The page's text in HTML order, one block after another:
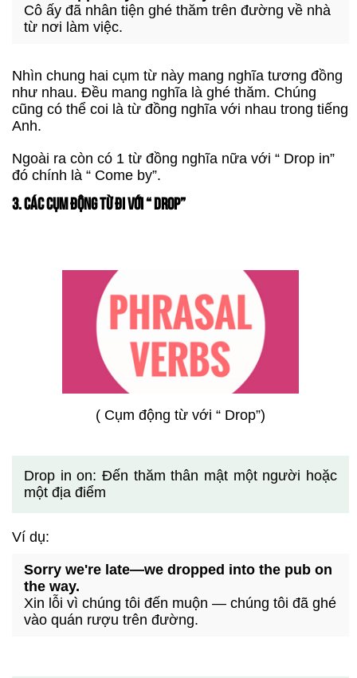
Cô ấy đã nhân tiện ghé thăm trên đường về nhà
từ nơi làm việc.
Nhìn chung hai cụm từ này mang nghĩa tương đồng
như nhau. Đều mang nghĩa là ghé thăm. Chúng
cũng có thể coi là từ đồng nghĩa với nhau trong tiếng
Anh.
Ngoài ra còn có 1 từ đồng nghĩa nữa với “ Drop in”
đó chính là “ Come by”.
3. CÁC CỤM ĐỘNG TỪ ĐI VỚI “ DROP”
( Cụm động từ với “ Drop”)
Drop in on: Đến thăm thân mật một người hoặc
một địa điểm
Ví dụ:
Sorry we're late—we dropped into the pub on
the way.
Xin lỗi vì chúng tôi đến muộn — chúng tôi đã ghé
vào quán rượu trên đường.